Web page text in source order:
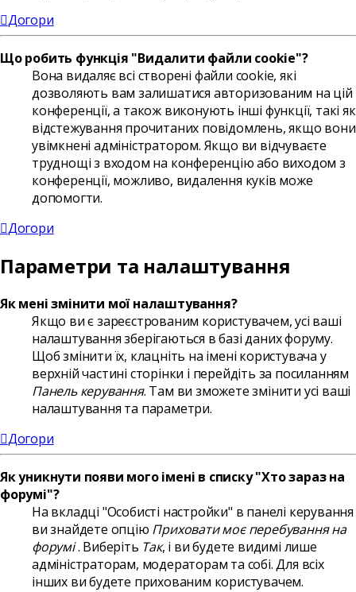
Догори
Що робить функція "Видалити файли cookie"?
Вона видаляє всі створені файли cookie, які
дозволяють вам залишатися авторизованим на цій
конференції, а також виконують інші функції, такі як
відстежування прочитаних повідомлень, якщо вони
увімкнені адміністратором. Якщо ви відчуваєте
труднощі з входом на конференцію або виходом з
конференції, можливо, видалення куків може
допомогти.
Догори
Параметри та налаштування
Як мені змінити мої налаштування?
Якщо ви є зареєстрованим користувачем, усі ваші
налаштування зберігаються в базі даних форуму.
Щоб змінити їх, клацніть на імені користувача у
верхній частині сторінки і перейдіть за посиланням
Панель керування. Там ви зможете змінити усі ваші
налаштування та параметри.
Догори
Як уникнути появи мого імені в списку "Хто зараз на
форумі"?
На вкладці "Особисті настройки" в панелі керування
ви знайдете опцію Приховати моє перебування на
форумі. Виберіть Так, і ви будете видимі лише
адміністраторам, модераторам та собі. Для всіх
інших ви будете прихованим користувачем.